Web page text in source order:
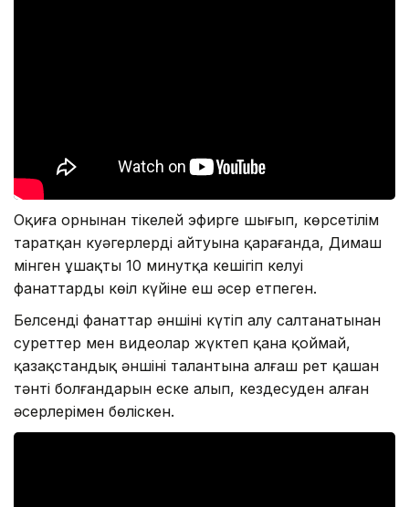
Оқиға орнынан тікелей эфирге шығып, көрсетілім
таратқан куәгерлердің айтуына қарағанда, Димаш
мінген ұшақтың 10 минутқа кешігіп келуі
фанаттардың көңіл күйіне еш әсер етпеген.
Белсенді фанаттар әншіні күтіп алу салтанатынан
суреттер мен видеолар жүктеп қана қоймай,
қазақстандық әншінің талантына алғаш рет қашан
тәнті болғандарын еске алып, кездесуден алған
әсерлерімен бөліскен.